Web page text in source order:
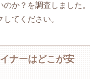
か？を調査しました。
てください。
ナーはどこが安